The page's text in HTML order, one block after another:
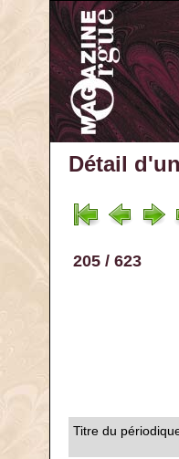
Détail
205 / 623
Titre du